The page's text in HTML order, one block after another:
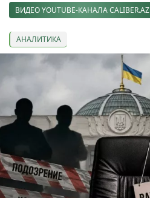
ВИДЕО YOUTUBE-КАНАЛА CALIBER.AZ
АНАЛИТИКА